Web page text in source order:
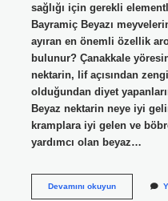
sağlığı için gerekli
Bayramiç Beyazı
ayıran en önemli özellik
bulunur? Çanakkale
nektarin, lif açısından
olduğundan diyet
Beyaz nektarin neye iyi
kramplara iyi gelen ve
yardımcı olan beyaz…
Devamını okuyunBeyaz